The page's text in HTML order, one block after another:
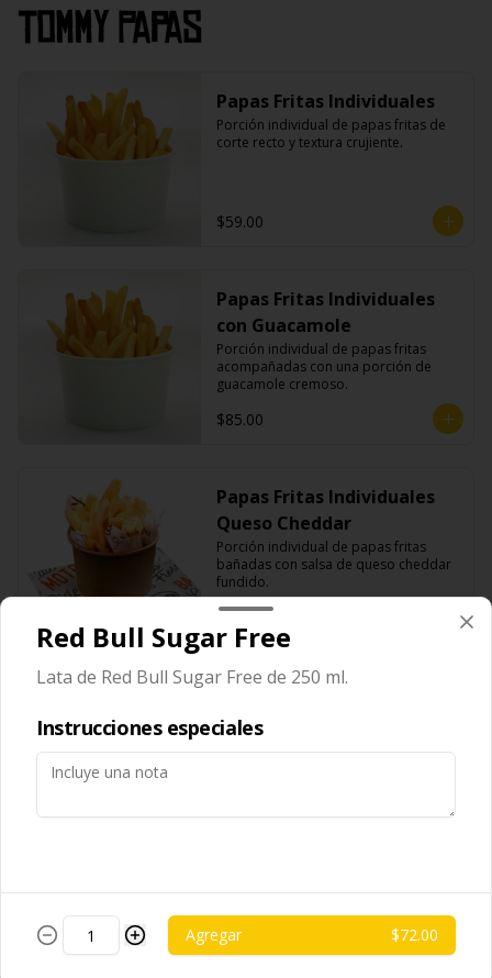
Tommy Papas
Papas Fritas Individuales
Porción individual de papas fritas de
corte recto y textura crujiente.
$59.00
Papas Fritas Individuales
con Guacamole
Porción individual de papas fritas
acompañadas con una porción de
guacamole cremoso.
$85.00
Papas Fritas Individuales
Queso Cheddar
Porción individual de papas fritas
bañadas con salsa de queso cheddar
fundido.
$85.00
compartir
$119.00
Papas Fritas para
compartir Guacamole
Porción grande de papas fritas
servidas con una capa de guacamole
Red Bull Sugar Free
Lata de Red Bull Sugar Free de 250 ml.
Instrucciones especiales
Agregar $72.00